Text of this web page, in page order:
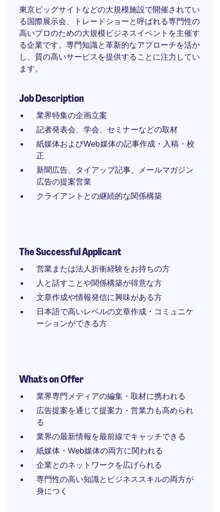
東京ビッグサイトなどの大規模施設で開催されてい
る国際展示会、トレードショーと呼ばれる専門性の
高いプロのための大規模ビジネスイベントを主催す
る企業です。専門知識と革新的なアプローチを活か
し、質の高いサービスを提供することに注力してい
ます。
Job Description
業界特集の企画立案
記者発表会、学会、セミナーなどの取材
紙媒体およびWeb媒体の記事作成・入稿・校
正
新聞広告、タイアップ記事、メールマガジン
広告の提案営業
クライアントとの継続的な関係構築
The Successful Applicant
営業または法人折衝経験をお持ちの方
人と話すことや関係構築が得意な方
文章作成や情報発信に興味がある方
日本語で高いレベルの文章作成・コミュニケ
ーションができる方
What's on Offer
業界専門メディアの編集・取材に携われる
広告提案を通じて提案力・営業力も高められ
る
業界の最新情報を最前線でキャッチできる
紙媒体・Web媒体の両方に関われる
企業とのネットワークを広げられる
専門性の高い知識とビジネススキルの両方が
身につく